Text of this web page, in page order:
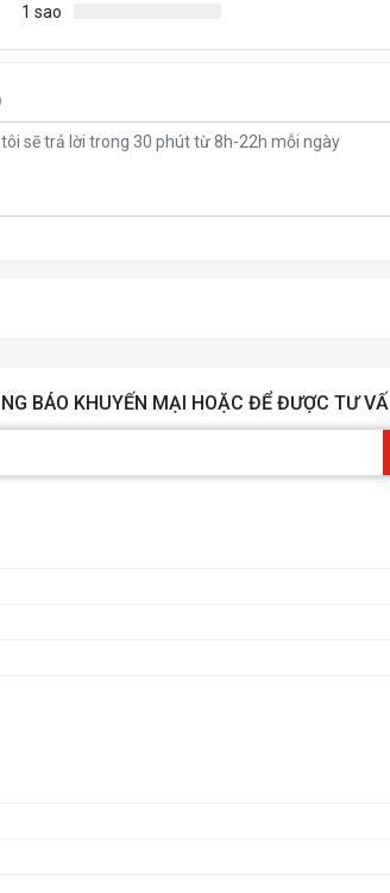
1 sao
BÁO KHUYẾN MẠI HOẶC ĐỂ ĐƯỢC TƯ